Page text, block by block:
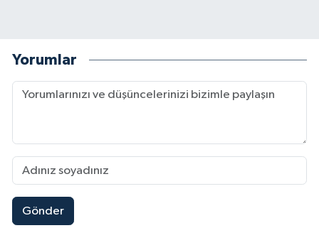
Yorumlar
Gönder